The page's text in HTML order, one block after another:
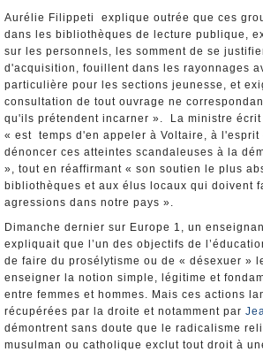
Aurélie Filippeti explique outrée que ces
dans les bibliothèques de lecture publique,
sur les personnels, les somment de se
d'acquisition, fouillent dans les rayonnages
particulière pour les sections jeunesse, et
consultation de tout ouvrage ne
qu'ils prétendent incarner ». La ministre écrit
« est temps d'en appeler à Voltaire, à l'esprit
dénoncer ces atteintes scandaleuses à la
», tout en réaffirmant « son soutien le plus
bibliothèques et aux élus locaux qui doivent
agressions dans notre pays ».
Dimanche dernier sur Europe 1, un
expliquait que l’un des objectifs de
de faire du prosélytisme ou de « désexuer »
enseigner la notion simple, légitime et
entre femmes et hommes. Mais ces actions
récupérées par la droite et notamment par
démontrent sans doute que le radicalisme
musulman ou catholique exclut tout droit à